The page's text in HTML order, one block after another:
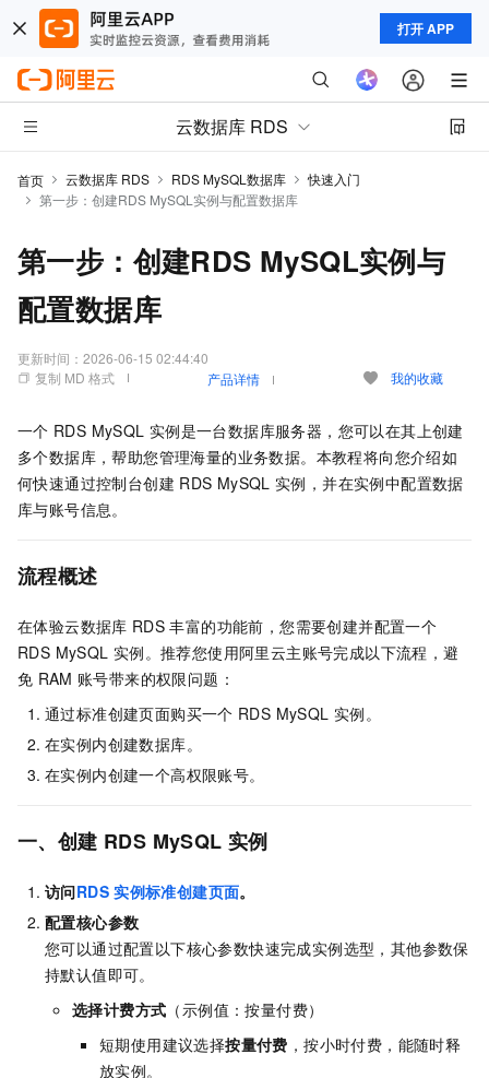
打开 APP
云数据库 RDS
首页 云数据库 RDS RDS MySQL数据库
快速入门
第一步：创建RDS MySQL实例与配置数据库
第一步：创建RDS MySQL实例与
配置数据库
更新时间： 2026-06-15 02:44:40
复制 MD 格式
产品详情 我的收藏
一个 RDS MySQL 实例是一台数据库服务器，您可以在其上创建
多个数据库，帮助您管理海量的业务数据。本教程将向您介绍如
何快速通过控制台创建 RDS MySQL 实例，并在实例中配置数据
库与账号信息。
流程概述
在体验云数据库 RDS 丰富的功能前，您需要创建并配置一个
RDS MySQL 实例。推荐您使用阿里云主账号完成以下流程，避
免 RAM 账号带来的权限问题：
通过标准创建页面购买一个 RDS MySQL 实例。
在实例内创建数据库。
在实例内创建一个高权限账号。
一、创建 RDS MySQL 实例
访问RDS 实例标准创建页面。
配置核心参数
您可以通过配置以下核心参数快速完成实例选型，其他参数保
持默认值即可。
选择计费方式 （示例值：按量付费）
短期使用建议选择按量付费 ，按小时付费，能随时释
放实例。